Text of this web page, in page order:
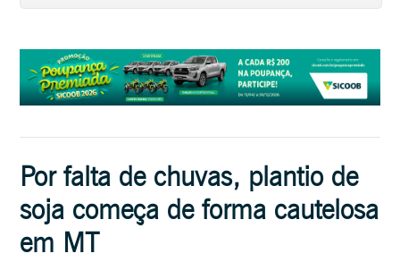
Por falta de chuvas, plantio de
soja começa de forma cautelosa
em MT